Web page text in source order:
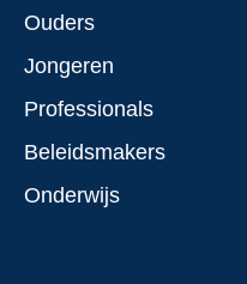
menu
Ouders
Jongeren
Professionals
Beleidsmakers
Onderwijs